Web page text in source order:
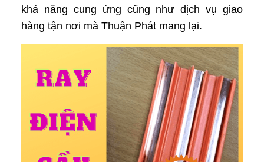
khả năng cung ứng cũng như dịch vụ giao
hàng tận nơi mà Thuận Phát mang lại.